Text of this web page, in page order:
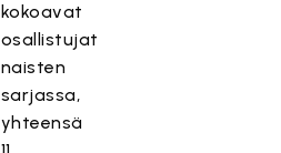
kokoavat
osallistujat
naisten
sarjassa,
yhteensä